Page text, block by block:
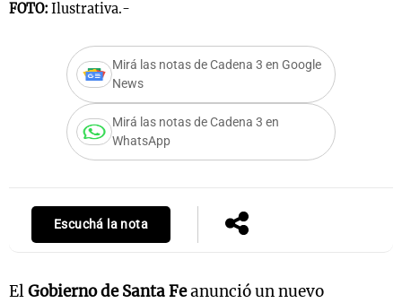
FOTO: Ilustrativa.-
Mirá las notas de Cadena 3 en Google
News
Mirá las notas de Cadena 3 en
WhatsApp
Escuchá la nota
ElGobierno de Santa Feanunció un nuevo